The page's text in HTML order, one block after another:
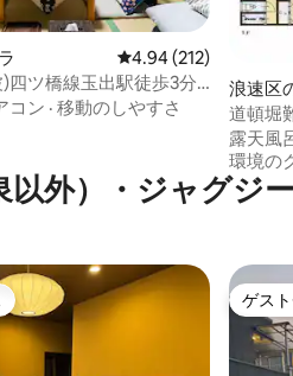
星の平均評価レビュー212件、5つ
4.94 (212)
四ツ橋線玉出駅徒歩3分/
/新築和風別荘90㎡
コン · 移動のしやすさ
浪速区
道頓堀
駐車場
露天風
環境の
以外）・ジャグジ
ゲス
ゲス